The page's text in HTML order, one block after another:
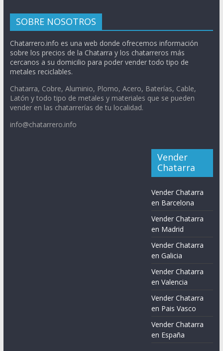
SOBRE NOSOTROS
Chatarrero.info es una web donde ofrecemos información
sobre los precios de la Chatarra y los chatarreros más
cercanos a su domicilio para poder vender todo tipo de
metales reciclables.
Chatarra, Cobre, Aluminio, Plomo, Acero, Baterías, Cable,
Latón y todo tipo de metales y materiales que se pueden
vender en las chatarrerías de tu localidad.
info@chatarrero.info
Vender
Chatarra
Vender Chatarra
en Barcelona
Vender Chatarra
en Madrid
Vender Chatarra
en Galicia
Vender Chatarra
en Valencia
Vender Chatarra
en Pais Vasco
Vender Chatarra
en España